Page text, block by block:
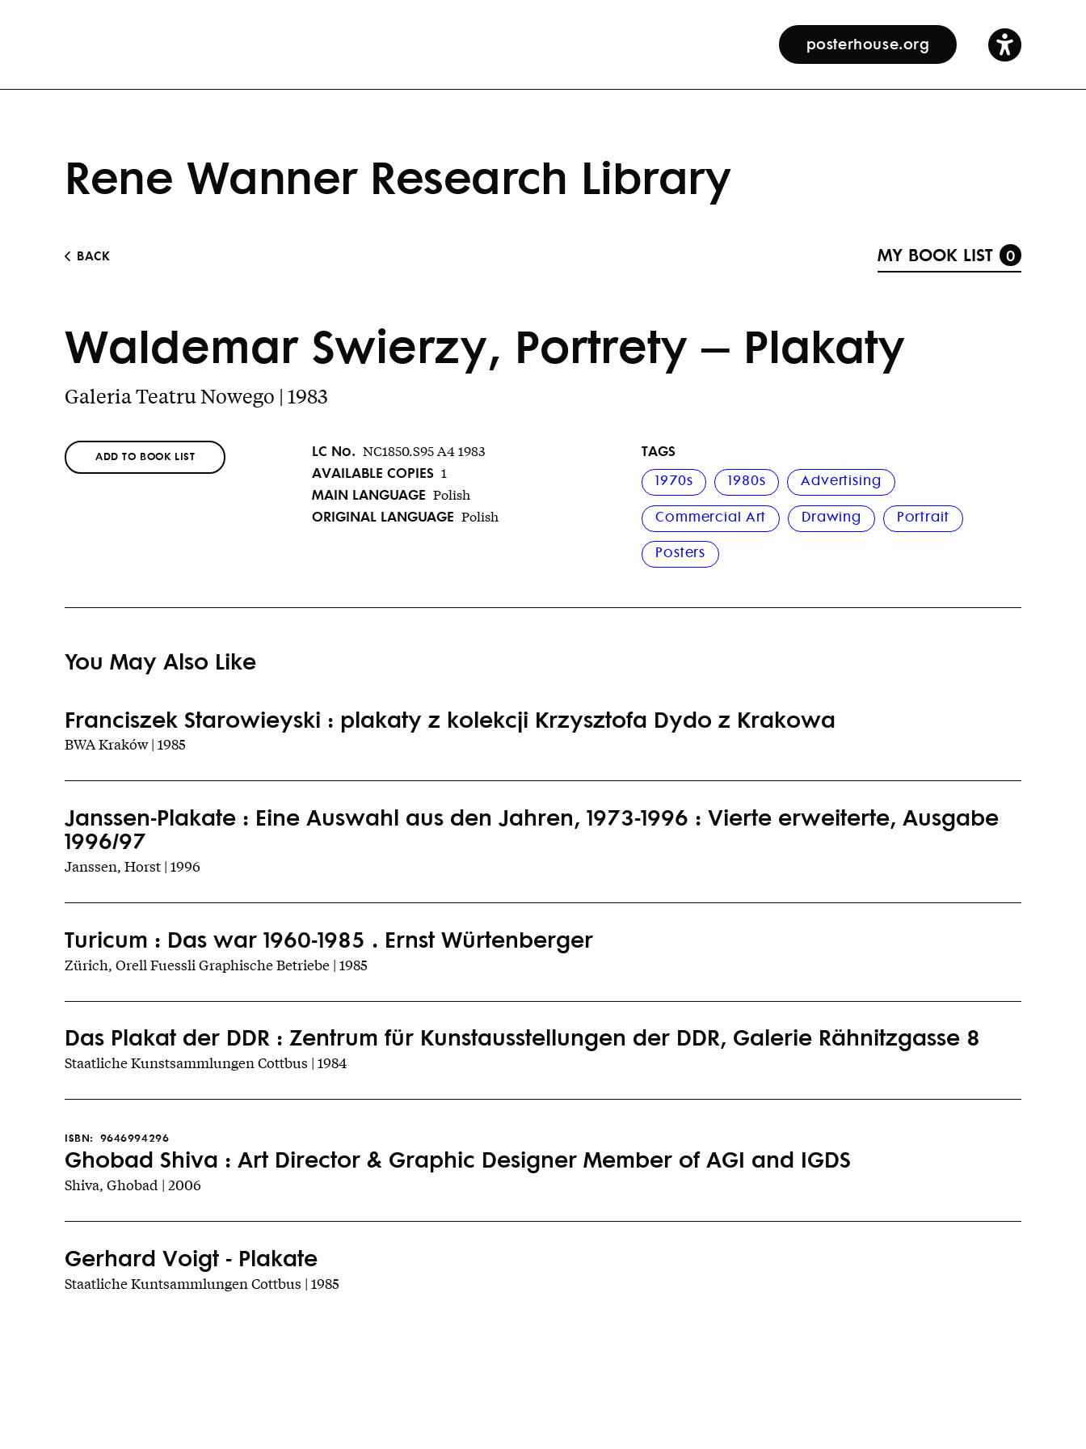
posterhouse.org
Rene Wanner Research Library
BACK MY BOOK LIST 0
Waldemar Swierzy, Portrety – Plakaty
Galeria Teatru Nowego | 1983
ADD TO BOOK LIST LC No. NC1850.S95 A4 1983
AVAILABLE COPIES 1
MAIN LANGUAGE Polish
ORIGINAL LANGUAGE Polish
TAGS
1970s 1980s
Advertising
Commercial Art
Drawing
Portrait
Posters
You May Also Like
Franciszek Starowieyski : plakaty z kolekcji Krzysztofa Dydo z Krakowa
BWA Kraków | 1985
Janssen-Plakate : Eine Auswahl aus den Jahren, 1973-1996 : Vierte erweiterte, Ausgabe
1996/97
Janssen, Horst | 1996
Turicum : Das war 1960-1985 . Ernst Würtenberger
Zürich, Orell Fuessli Graphische Betriebe | 1985
Das Plakat der DDR : Zentrum für Kunstausstellungen der DDR, Galerie Rähnitzgasse 8
Staatliche Kunstsammlungen Cottbus | 1984
ISBN: 9646994296
Ghobad Shiva : Art Director & Graphic Designer Member of AGI and IGDS
Shiva, Ghobad | 2006
Gerhard Voigt - Plakate
Staatliche Kuntsammlungen Cottbus | 1985